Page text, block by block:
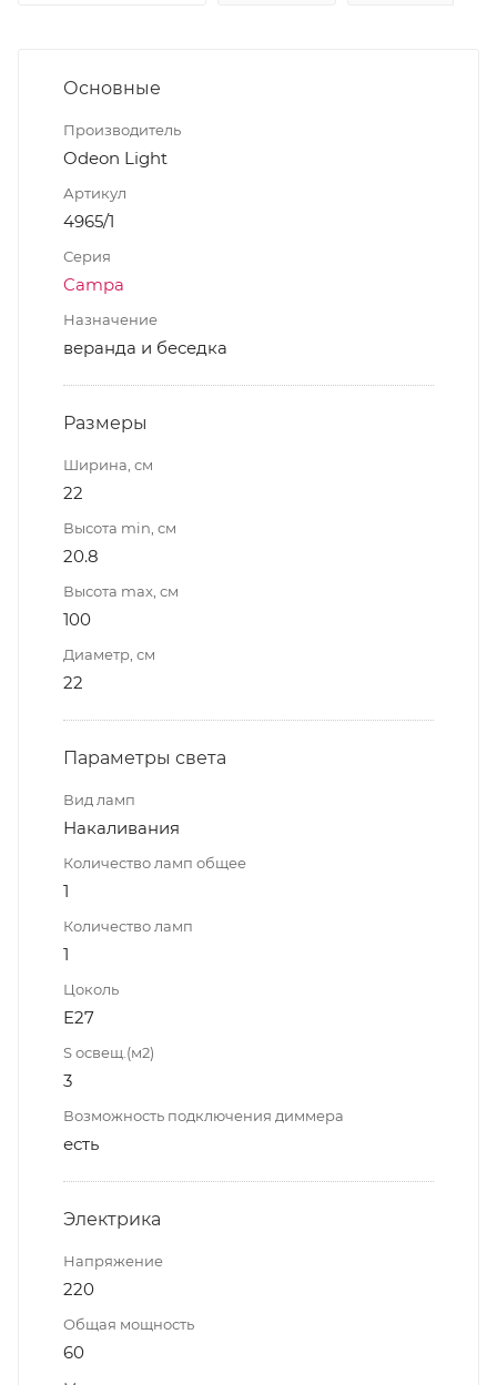
Основные
Производитель
Odeon Light
Артикул
4965/1
Серия
Campa
Назначение
веранда и беседка
Размеры
Ширина, см
22
Высота min, см
20.8
Высота max, см
100
Диаметр, см
22
Параметры света
Вид ламп
Накаливания
Количество ламп общее
1
Количество ламп
1
Цоколь
E27
S освещ.(м2)
3
Возможность подключения диммера
есть
Электрика
Напряжение
220
Общая мощность
60